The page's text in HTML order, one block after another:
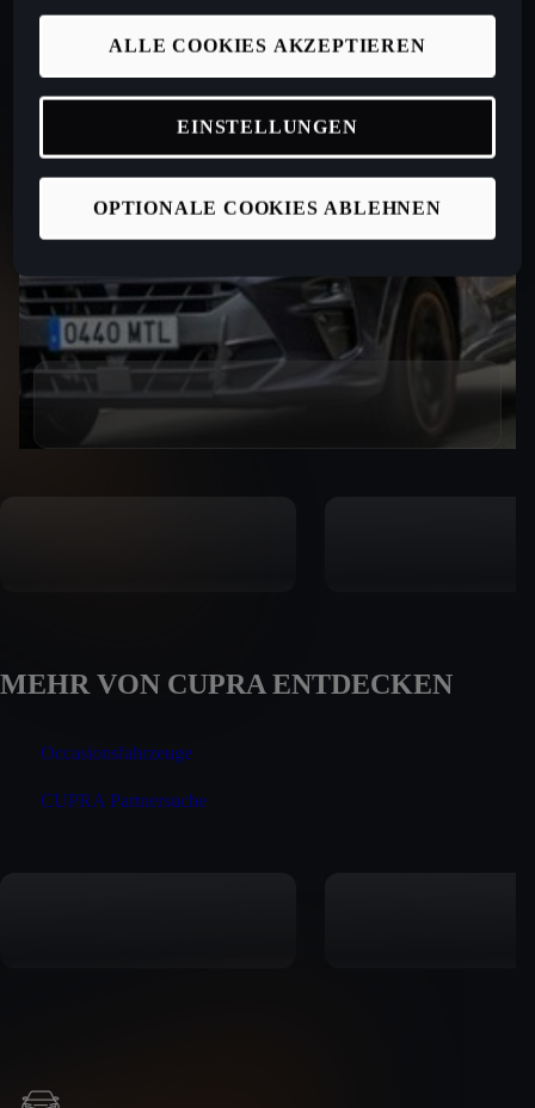
MEHR VON CUPRA ENTDECKEN
Occasionsfahrzeuge
CUPRA Partnersuche
OPTIONALE COOKIES ABLEHNEN
ALLE COOKIES AKZEPTIEREN
EINSTELLUNGEN